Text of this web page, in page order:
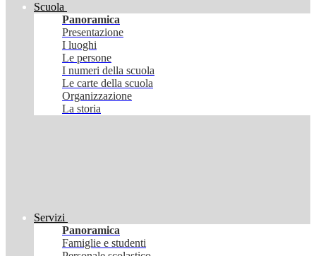
Scuola
Panoramica
Presentazione
I luoghi
Le persone
I numeri della scuola
Le carte della scuola
Organizzazione
La storia
Servizi
Panoramica
Famiglie e studenti